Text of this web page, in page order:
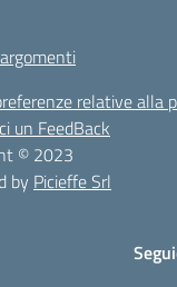
relative alla
un FeedBack
© 2023
by Picieffe Srl